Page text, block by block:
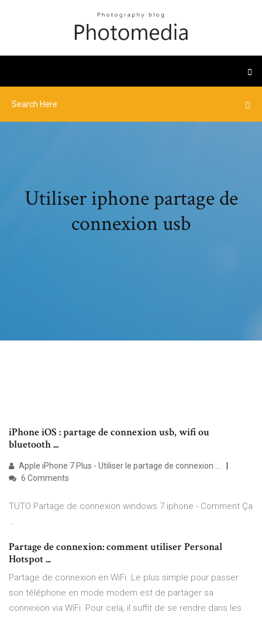
Utiliser iphone partage de
connexion usb
iPhone iOS : partage de connexion usb, wifi ou
bluetooth ...
Apple iPhone 7 Plus - Utiliser le partage de connexion ...
6 Comments
TUTO Partage de connexion windows 7 iphone - Comment Ça
…
Partage de connexion: comment utiliser Personal
Hotspot ...
Partage de connexion en WiFi. Le plus simple pour passer
son téléphone en mode modem est de partager sa
connexion via WiFi. Pour cela, il suffit de se rendre dans les